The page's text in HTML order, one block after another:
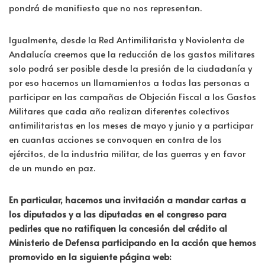
pondrá de manifiesto que no nos representan.
Igualmente, desde la Red Antimilitarista y Noviolenta de
Andalucía creemos que la reducción de los gastos militares
solo podrá ser posible desde la presión de la ciudadanía y
por eso hacemos un llamamientos a todas las personas a
participar en las campañas de Objeción Fiscal a los Gastos
Militares que cada año realizan diferentes colectivos
antimilitaristas en los meses de mayo y junio y a participar
en cuantas acciones se convoquen en contra de los
ejércitos, de la industria militar, de las guerras y en favor
de un mundo en paz.
En particular, hacemos una invitación a mandar cartas a
los diputados y a las diputadas en el congreso para
pedirles que no ratifiquen la concesión del crédito al
Ministerio de Defensa participando en la acción que hemos
promovido en la siguiente página web: